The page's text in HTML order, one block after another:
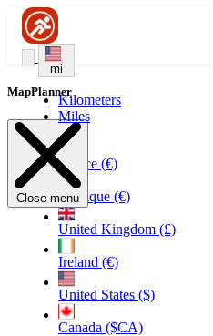
mi
Kilometers
Miles
France (€)
Belgique (€)
United Kingdom (£)
Ireland (€)
United States ($)
Canada ($CA)
MapPlanner
Close menu